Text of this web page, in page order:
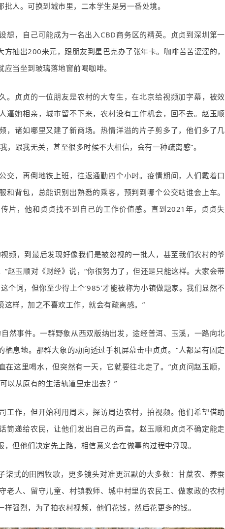
人。可换到城市里，二本学生是另一番处境。
想，自己可能成为一名出入 CBD商务区的精英。贞贞到深圳第一
方抽出200来元，跟朋友到星巴克办了张年卡。咖啡苦苦涩涩的，
当坐到玻璃落地窗前喝咖啡。
。贞贞的一位朋友是农村的大专生，在北京给视频加字幕，被效
逼她相亲，城市留不下来，农村没有工作机会，回不去。赵玉顺
，诸如哪里又建了新商场。热情洋溢的片子剪多了，他们多了几
，跟我无关，甚至很多时候不大相信，会有一种疏离感”。
交，再倒地铁上班，往返通勤四个小时。疫情期间，人们戴着口
和背包，总能识别出熟悉的乘客，预判到哪个公交站谁会上车。
片，他和贞贞找不到自己的工作价值感。直到2021 年，贞贞失
频，到最后发现好像我们是被忽视的一批人，甚至我们农村的爷
赵玉顺对《财经》说，“你很努力了，但还是只能这样。大家会带
个词，但你至少得上个‘985’才能被称为小镇做题家。我们显然不
样，加之不喜欢工作，就会有疏离感。”
然事件。一群野象从西双版纳出发，途经普洱、玉溪，一路向北
栖息地。那群大象的动向透过手机屏幕击中贞贞。“人都是有固定
这里喝水，但突然有一天，它就要往北走了。”贞贞问赵玉顺，
以从原有的生活轨道里走出去？”
工作，但开始利用周末，探访周边农村，拍视频。他们希望借助
筒递给农民，让他们发出自己的声音。赵玉顺和贞贞不确定能走
但他们决定先上路，相信意义会在做事的过程中浮现。
柒式的田园牧歌，更多镜头对准更沉默的大多数：甘蔗农、养蚕
老人、留守儿童、村镇教师、城中村里的农民工、做家政的农村
强烈，为了拍农村视频，他们花钱，然后花更多的钱。